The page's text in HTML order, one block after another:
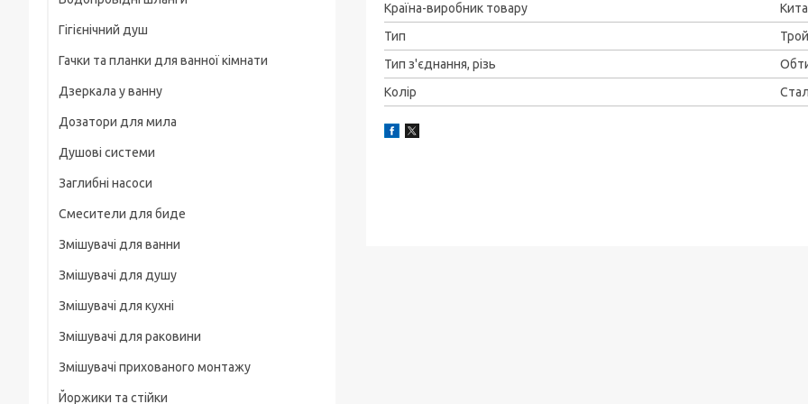
Країна-виробник товару
Тип
Тип з'єднання, різь
Колір
Для смартфонів
На груди / плече / пояс
Штативні головки
Магнітні тримачі
Для велосипеда, мотоцикла
Гігієнічний душ
Гачки та планки для ванної кімнати
Дзеркала у ванну
Дозатори для мила
Душові системи
Заглибні насоси
Смесители для биде
Змішувачі для ванни
Змішувачі для душу
Змішувачі для кухні
Змішувачі для раковини
Змішувачі прихованого монтажу
Йоржики та стійки